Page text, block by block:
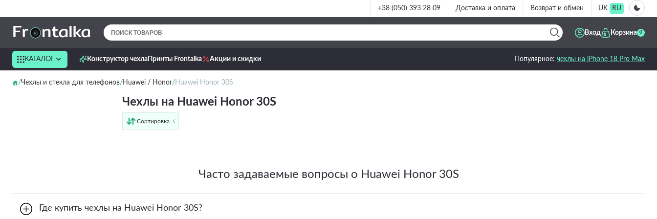
+38 (050) 393 28 09 Доставка и оплата Возврат и обмен UK RU
Вход Корзина 0
КАТАЛОГ Конструктор чехла Принты Frontalka Акции и скидки Популярное: чехлы на iPhone 18 Pro Max
Чехлы и стекла для телефонов Huawei / Honor Huawei Honor 30S
Чехлы на Huawei Honor 30S
Сортировка
Часто задаваемые вопросы о Huawei Honor 30S
Где купить чехлы на Huawei Honor 30S?